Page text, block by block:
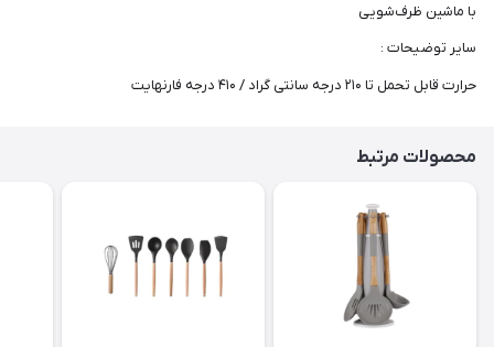
با ماشین ظرف‌شویی
سایر توضیحات :
حرارت قابل تحمل تا ۲۱۰ درجه سانتی گراد / ۴۱۰ درجه فارنهایت
محصولات مرتبط